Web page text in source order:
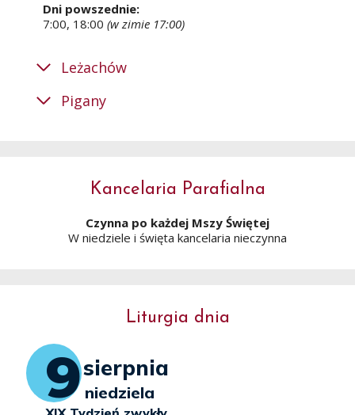
Dni powszednie:
7:00, 18:00 (w zimie 17:00)
Leżachów
Pigany
Kancelaria Parafialna
Czynna po każdej Mszy Świętej
W niedziele i święta kancelaria nieczynna
Liturgia dnia